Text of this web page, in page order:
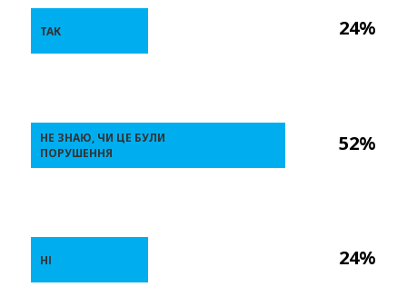
24%
52%
24%
ТАК
НЕ ЗНАЮ, ЧИ ЦЕ БУЛИ
ПОРУШЕННЯ
НІ